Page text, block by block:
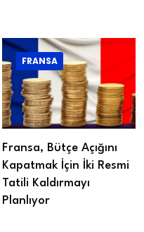
FRANSA
Fransa, Bütçe Açığını
Kapatmak İçin İki Resmi
Tatili Kaldırmayı
Planlıyor